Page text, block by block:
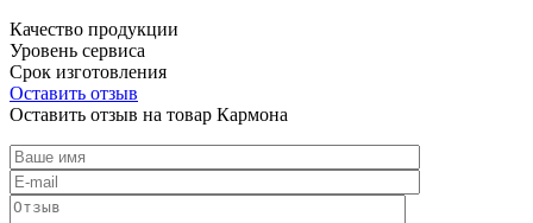
Качество продукции
Уровень сервиса
Срок изготовления
Оставить отзыв
Оставить отзыв на товар Кармона